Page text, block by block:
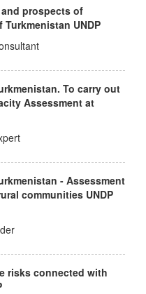
prospects of
UNDP
To carry out
Assessment at
- Assessment
communities UNDP
risks connected with